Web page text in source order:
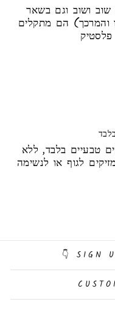
ושוב וגם בשאר
והמרכך) הם מתקלים
טבעיים בלבד, ללא
לגוף או לנשימה
SIGN